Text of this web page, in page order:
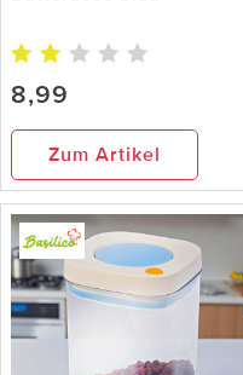
8,99
Zum Artikel